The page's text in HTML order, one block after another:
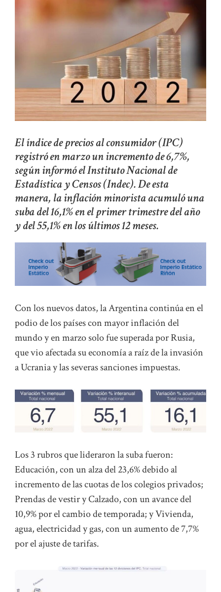
El índice de precios al consumidor (IPC)
registró en marzo un incremento de 6,7%,
según informó el Instituto Nacional de
Estadística y Censos (Indec). De esta
manera, la inflación minorista acumuló una
suba del 16,1% en el primer trimestre del año
y del 55,1% en los últimos 12 meses.
Con los nuevos datos, la Argentina continúa en el
podio de los países con mayor inflación del
mundo y en marzo solo fue superada por Rusia,
que vio afectada su economía a raíz de la invasión
a Ucrania y las severas sanciones impuestas.
Los 3 rubros que lideraron la suba fueron:
Educación, con un alza del 23,6% debido al
incremento de las cuotas de los colegios privados;
Prendas de vestir y Calzado, con un avance del
10,9% por el cambio de temporada; y Vivienda,
agua, electricidad y gas, con un aumento de 7,7%
por el ajuste de tarifas.